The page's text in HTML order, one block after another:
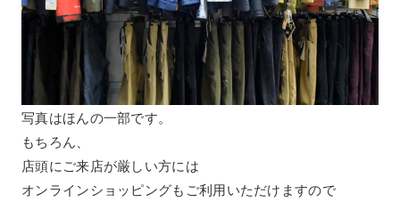
写真はほんの一部です。
もちろん、
店頭にご来店が厳しい方には
オンラインショッピングもご利用いただけますので